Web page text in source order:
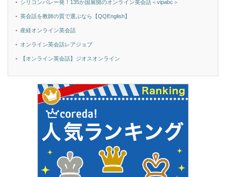
シリコンバレー発！135か国展開のオンライン英会話＜vipabc＞
英会話を教師の質で選ぶなら【QQEnglish】
産経オンライン英会話
オンライン英会話レアジョブ
【オンライン英会話】ジオスオンライン